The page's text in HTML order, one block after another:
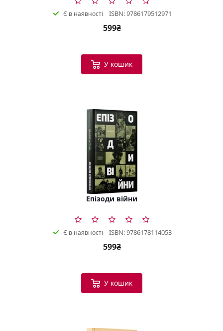
Є в наявності ISBN: 9786179512971
599₴
У кошик
Епізоди війни
Є в наявності ISBN: 9786178114053
599₴
У кошик